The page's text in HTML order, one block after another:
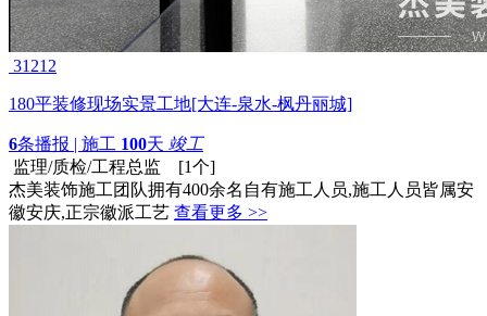
31212
180平装修现场实景工地[大连-泉水-枫丹丽城]
6条播报 | 施工 100天 竣工
监理/质检/工程总监 [1个]
杰美装饰施工团队拥有400余名自有施工人员,施工人员皆属安
徽安庆,正宗徽派工艺 查看更多 >>